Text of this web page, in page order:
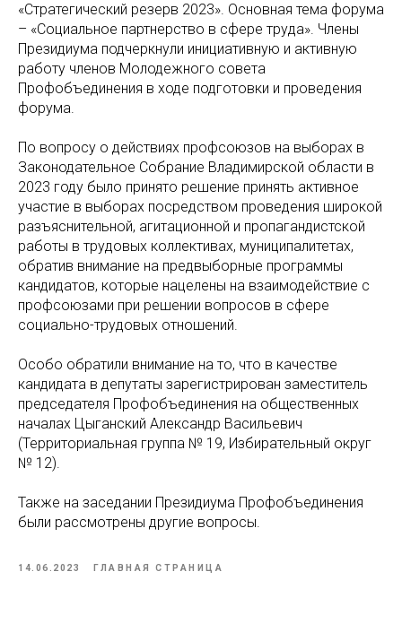
«Стратегический резерв 2023». Основная тема форума
– «Социальное партнерство в сфере труда». Члены
Президиума подчеркнули инициативную и активную
работу членов Молодежного совета
Профобъединения в ходе подготовки и проведения
форума.
По вопросу о действиях профсоюзов на выборах в
Законодательное Собрание Владимирской области в
2023 году было принято решение принять активное
участие в выборах посредством проведения широкой
разъяснительной, агитационной и пропагандистской
работы в трудовых коллективах, муниципалитетах,
обратив внимание на предвыборные программы
кандидатов, которые нацелены на взаимодействие с
профсоюзами при решении вопросов в сфере
социально-трудовых отношений.
Особо обратили внимание на то, что в качестве
кандидата в депутаты зарегистрирован заместитель
председателя Профобъединения на общественных
началах Цыганский Александр Васильевич
(Территориальная группа № 19, Избирательный округ
№ 12).
Также на заседании Президиума Профобъединения
были рассмотрены другие вопросы.
14.06.2023 ГЛАВНАЯ СТРАНИЦА